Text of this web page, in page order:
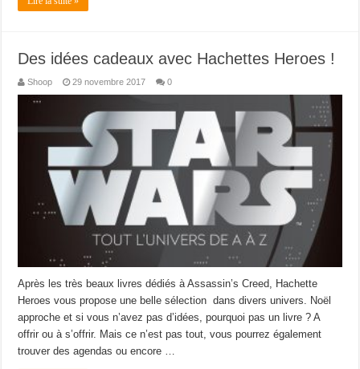
Des idées cadeaux avec Hachettes Heroes !
Shoop 29 novembre 2017 0
Après les très beaux livres dédiés à Assassin’s Creed, Hachette
Heroes vous propose une belle sélection dans divers univers. Noël
approche et si vous n’avez pas d’idées, pourquoi pas un livre ? A
offrir ou à s’offrir. Mais ce n’est pas tout, vous pourrez également
trouver des agendas ou encore …